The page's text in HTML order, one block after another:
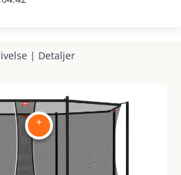
| Detaljer
+